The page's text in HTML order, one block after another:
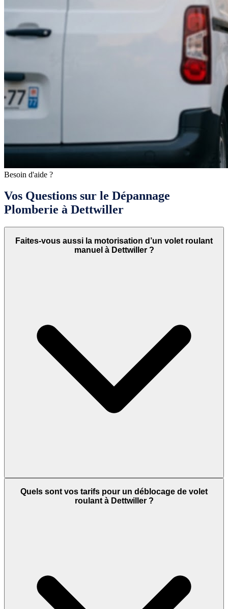
Besoin d'aide ?
Vos Questions sur le Dépannage
Plomberie à Dettwiller
Faites-vous aussi la motorisation d’un volet roulant
manuel à Dettwiller ?
Quels sont vos tarifs pour un déblocage de volet
roulant à Dettwiller ?